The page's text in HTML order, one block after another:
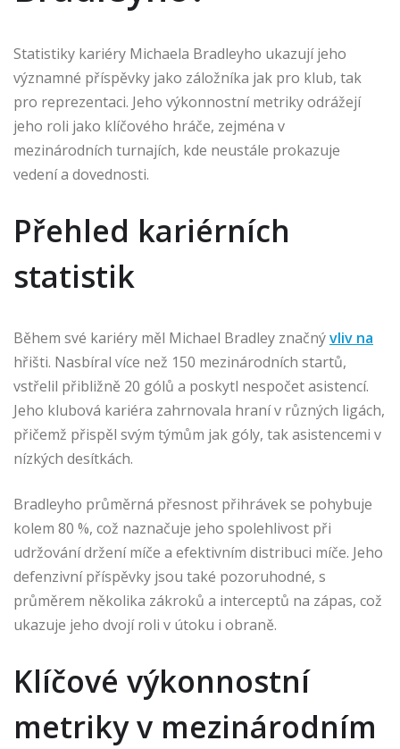
Statistiky kariéry Michaela Bradleyho ukazují jeho
významné příspěvky jako záložníka jak pro klub, tak
pro reprezentaci. Jeho výkonnostní metriky odrážejí
jeho roli jako klíčového hráče, zejména v
mezinárodních turnajích, kde neustále prokazuje
vedení a dovednosti.
Přehled kariérních
statistik
Během své kariéry měl Michael Bradley značnývliv na
hřišti. Nasbíral více než 150 mezinárodních startů,
vstřelil přibližně 20 gólů a poskytl nespočet asistencí.
Jeho klubová kariéra zahrnovala hraní v různých ligách,
přičemž přispěl svým týmům jak góly, tak asistencemi v
nízkých desítkách.
Bradleyho průměrná přesnost přihrávek se pohybuje
kolem 80 %, což naznačuje jeho spolehlivost při
udržování držení míče a efektivním distribuci míče. Jeho
defenzivní příspěvky jsou také pozoruhodné, s
průměrem několika zákroků a interceptů na zápas, což
ukazuje jeho dvojí roli v útoku i obraně.
Klíčové výkonnostní
metriky v mezinárodním